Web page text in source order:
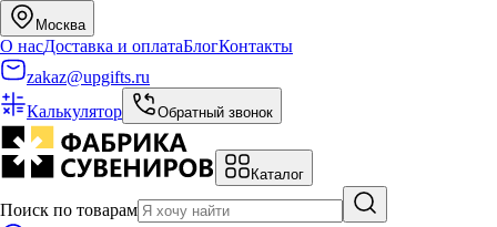
Москва
О насДоставка и оплатаБлогКонтакты
zakaz@upgifts.ru
Калькулятор
Обратный звонок
Каталог
Поиск по товарам